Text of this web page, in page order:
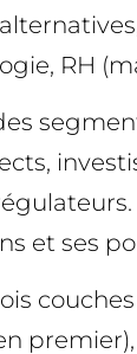
RH
et ses